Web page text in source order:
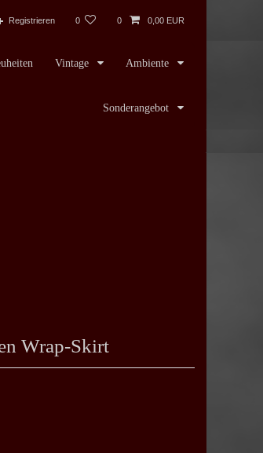
Registrieren 0 0 0,00 EUR
Vintage Ambiente
Sonderangebot
Wrap-Skirt